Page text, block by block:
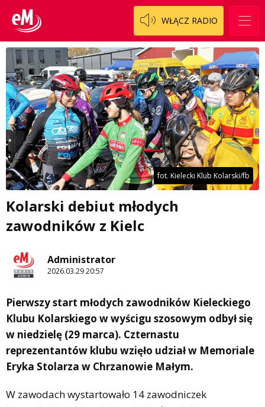
WŁĄCZ RADIO
fot. Kielecki Klub Kolarski/fb
Kolarski debiut młodych
zawodników z Kielc
Administrator
2026.03.29 20:57
Pierwszy start młodych zawodników Kieleckiego
Klubu Kolarskiego w wyścigu szosowym odbył się
w niedzielę (29 marca). Czternastu
reprezentantów klubu wzięło udział w Memoriale
Eryka Stolarza w Chrzanowie Małym.
W zawodach wystartowało 14 zawodniczek